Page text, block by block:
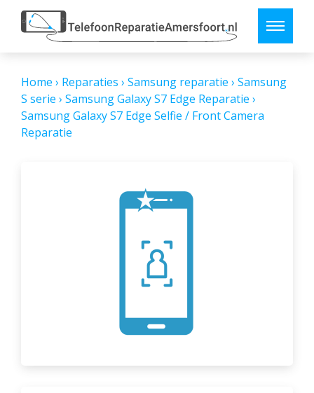
Home › Reparaties › Samsung reparatie › Samsung
S serie › Samsung Galaxy S7 Edge Reparatie ›
Samsung Galaxy S7 Edge Selfie / Front Camera
Reparatie